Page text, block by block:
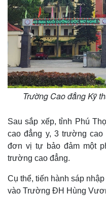
Trường Cao đẳng Kỹ
Sau sắp xếp, tỉnh Phú
cao đẳng y, 3 trường
đơn vị tự bảo đảm một
trường cao đẳng.
Cụ thể, tiến hành sáp
vào Trường ĐH Hùng